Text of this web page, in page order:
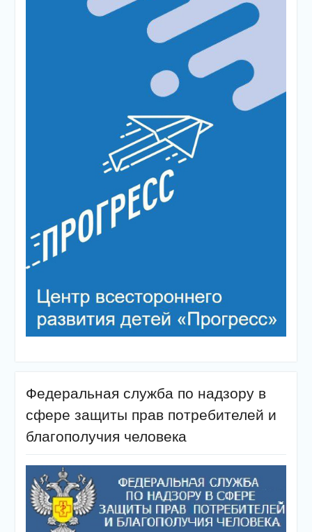
Федеральная служба по надзору в
сфере защиты прав потребителей и
благополучия человека